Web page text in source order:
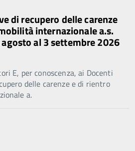
di recupero delle carenze
internazionale a.s.
al 3 settembre 2026
E, per conoscenza, ai Docenti
delle carenze e di rientro
a.